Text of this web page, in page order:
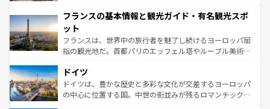
ませてくれるイタリアで、忘れられない旅をしてみよう！
なお、新着のイタリア情報は
しい。
文化が根付くこの国では、情熱的なフラメンコ、熱気あふ
れる闘牛、そして美味しいタパスが生活の一部となってい
る。首都マドリードの洗練された雰囲気や、バルセロナの
アートに溢れた街角から、地方では古代ローマ遺跡や中世
せる。地方によって風土や気候が異なるスペインはその個
性で訪れる人を魅了する。 なお、新着のスペイン情報は コ
ンテンツ一覧を参照してほしい。
フランスの基本情報と観光ガイド・有名観光スポ
ット
フランスは、世界中の旅行者を魅了し続けるヨーロッパ屈
指の観光地だ。首都パリのエッフェル塔やルーブル美術館
で、幅広い魅力が詰まっている。華麗な宮殿、歴史的な大
聖堂、美しいビーチ、そして豊かな自然が、訪れる者を心
から魅了する。また、フランスは美食の国としても知ら
ドイツ
ドイツは、豊かな歴史と多彩な文化が交差するヨーロッパ
の中心に位置する国。中世の街並みが残るロマンチック街